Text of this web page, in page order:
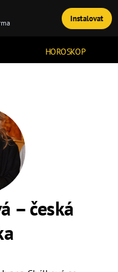
HOROSKOP
TÉMATA
– česká
Instalovat